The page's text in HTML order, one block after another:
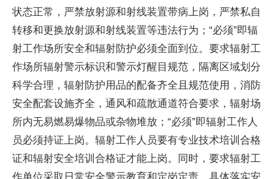
状态正常，严禁放射源和射线装置带病上岗，严禁私自
转移和更换放射源和射线装置等违法行为；“必须”即辐
射工作场所安全和辐射防护必须全面到位。要求辐射工
作场所辐射警示标识和警示灯醒目规范，隔离区域划分
科学合理，辐射防护用品的配备齐全且规范使用，消防
安全配套设施齐全，通风和疏散通道符合要求，辐射场
所内无易燃易爆物品或杂物堆放；“必须”即辐射工作人
员必须持证上岗。辐射工作人员要有专业技术培训合格
证和辐射安全培训合格证才能上岗。同时，要求辐射工